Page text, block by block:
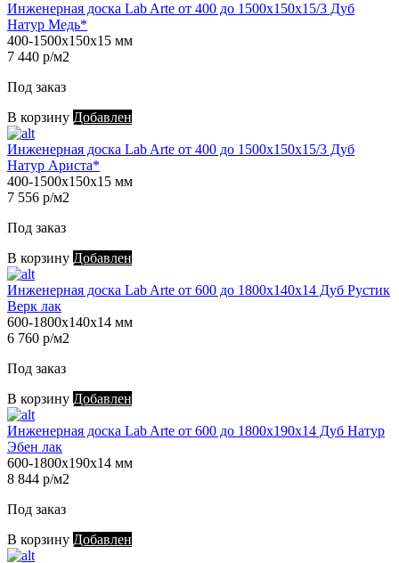
Инженерная доска Lab Arte от 400 до 1500х150х15/3 Дуб
Натур Медь*
400-1500х150х15 мм
7 440 р/м2
Под заказ
В корзину Добавлен
Инженерная доска Lab Arte от 400 до 1500х150х15/3 Дуб
Натур Ариста*
400-1500х150х15 мм
7 556 р/м2
Под заказ
В корзину Добавлен
Инженерная доска Lab Arte от 600 до 1800х140х14 Дуб Рустик
Верк лак
600-1800х140х14 мм
6 760 р/м2
Под заказ
В корзину Добавлен
Инженерная доска Lab Arte от 600 до 1800х190х14 Дуб Натур
Эбен лак
600-1800х190х14 мм
8 844 р/м2
Под заказ
В корзину Добавлен